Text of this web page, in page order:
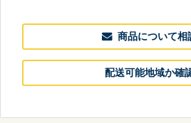
商品について相
配送可能地域か確